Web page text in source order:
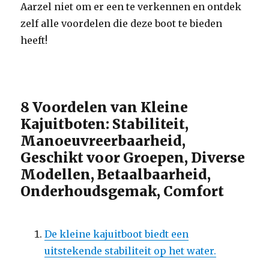
Aarzel niet om er een te verkennen en ontdek
zelf alle voordelen die deze boot te bieden
heeft!
8 Voordelen van Kleine
Kajuitboten: Stabiliteit,
Manoeuvreerbaarheid,
Geschikt voor Groepen, Diverse
Modellen, Betaalbaarheid,
Onderhoudsgemak, Comfort
De kleine kajuitboot biedt een
uitstekende stabiliteit op het water.